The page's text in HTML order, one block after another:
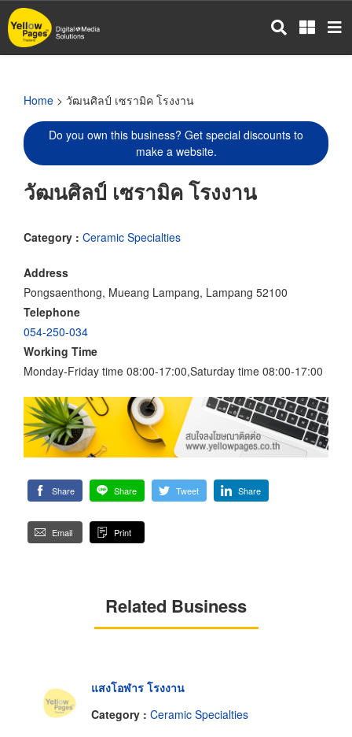
Skip
to
main
Home > วัฒนศิลป์ เซรามิค โรงงาน
Do you own this business? Get special discounts to
make a website.
วัฒนศิลป์ เซรามิค โรงงาน
Category : Ceramic Specialties
Address
Pongsaenthong, Mueang Lampang, Lampang 52100
Telephone
054-250-034
Working Time
Monday-Friday time 08:00-17:00,Saturday time 08:00-17:00
Share Share Tweet Share
Email Print
Related Business
แสงโอฬาร โรงงาน
Category : Ceramic Specialties